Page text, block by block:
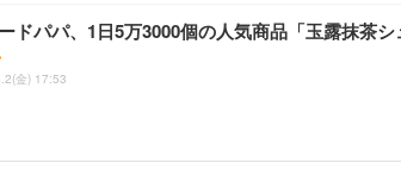
ドパパ、1日5万3000個の人気商品「玉露抹茶
金) 17:53